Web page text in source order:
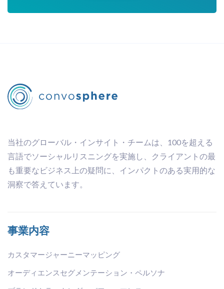
当社のグローバル・インサイト・チームは、100を超える
言語でソーシャルリスニングを実施し、クライアントの最
も重要なビジネス上の疑問に、インパクトのある実用的な
洞察で答えています。
事業内容
カスタマージャーニーマッピング
オーディエンスセグメンテーション・ペルソナ